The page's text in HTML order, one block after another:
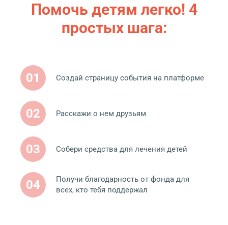
Помочь детям легко! 4
простых шага:
01 Создай страницу события на платформе
02 Расскажи о нем друзьям
03 Собери средства для лечения детей
04
Получи благодарность от фонда для
всех, кто тебя поддержал